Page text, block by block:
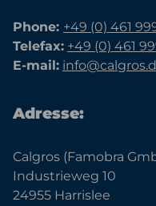
Phone: +49 (0) 461
Telefax: +49 (0) 461
E-mail:
Adresse:
Calgros (Famobra
Industrieweg 10
24955 Harrislee